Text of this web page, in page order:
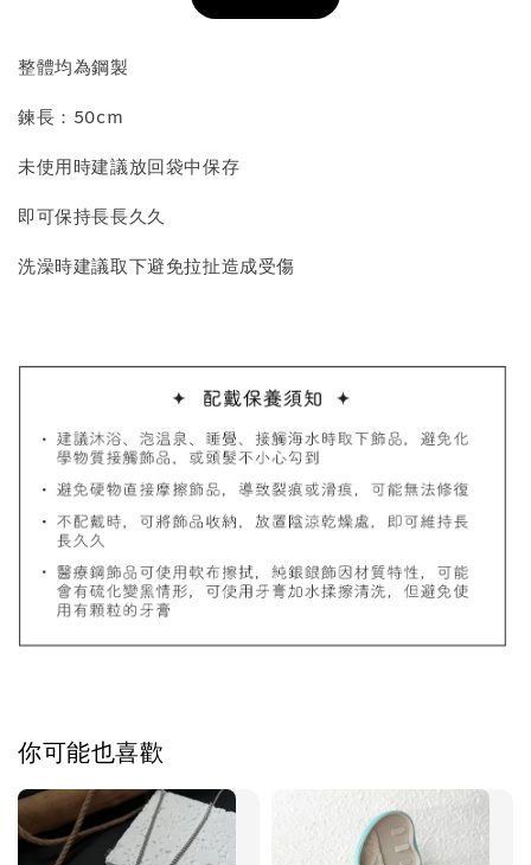
質感飾品收納盒
NT$ 298
NT$ 399
- +
加入購物車
整體均為鋼製
鍊長：50cm
未使用時建議放回袋中保存
即可保持長長久久
洗澡時建議取下避免拉扯造成受傷
你可能也喜歡